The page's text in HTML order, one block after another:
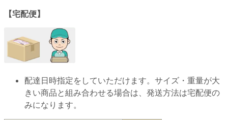
【宅配便】
配達日時指定をしていただけます。サイズ・重量が大
きい商品と組み合わせる場合は、発送方法は宅配便の
みになります。